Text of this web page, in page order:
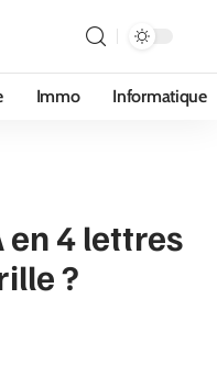
Immo Informatique
en 4 lettres
?